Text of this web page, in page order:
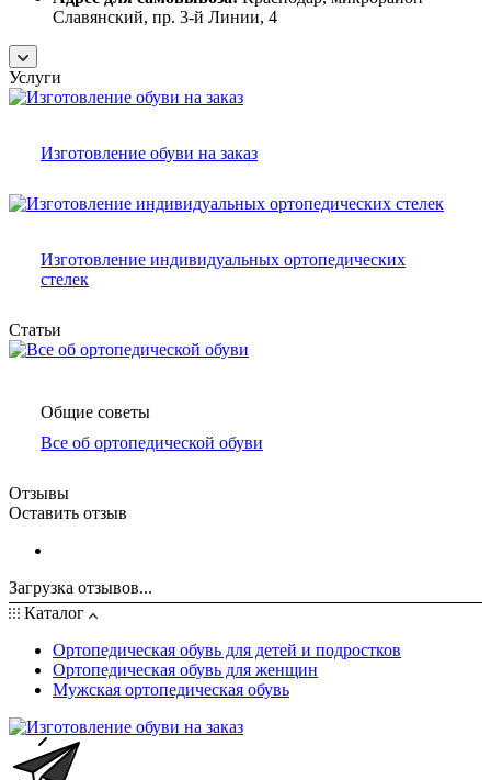
Славянский, пр. 3-й Линии, 4
Услуги
Изготовление обуви на заказ
Изготовление индивидуальных ортопедических
стелек
Статьи
Общие советы
Все об ортопедической обуви
Отзывы
Оставить отзыв
Загрузка отзывов...
Каталог
Ортопедическая обувь для детей и подростков
Ортопедическая обувь для женщин
Мужская ортопедическая обувь